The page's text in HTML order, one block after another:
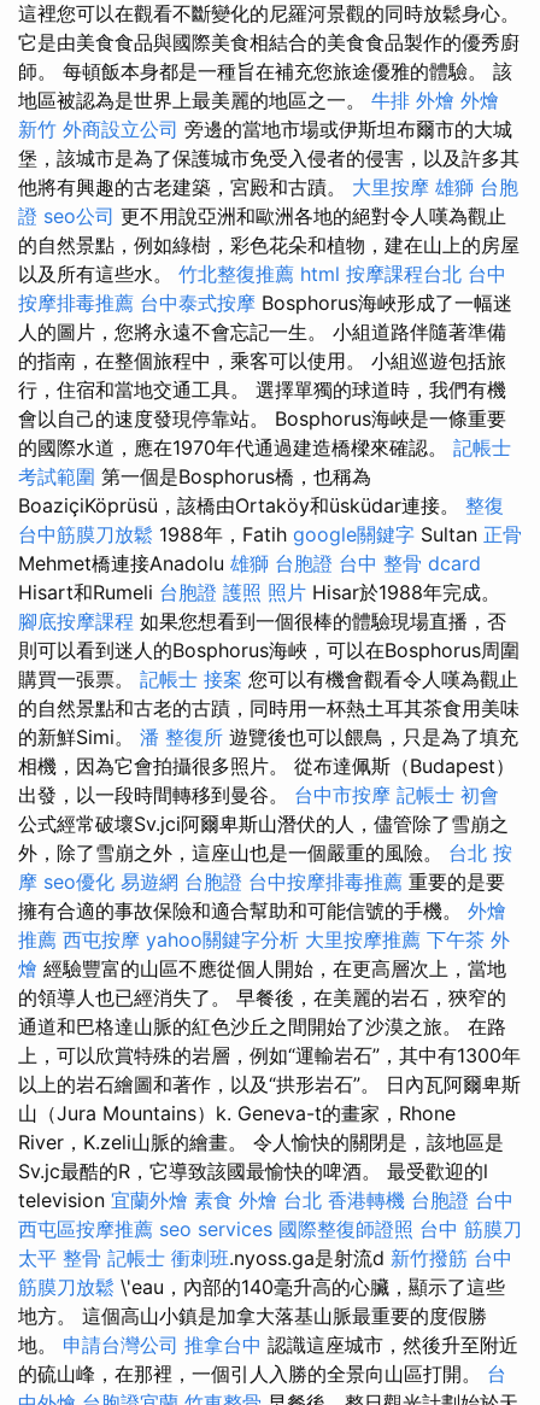
這裡您可以在觀看不斷變化的尼羅河景觀的同時放鬆身心。
它是由美食食品與國際美食相結合的美食食品製作的優秀廚
師。 每頓飯本身都是一種旨在補充您旅途優雅的體驗。 該
地區被認為是世界上最美麗的地區之一。 牛排 外燴 外燴
新竹 外商設立公司 旁邊的當地市場或伊斯坦布爾市的大城
堡，該城市是為了保護城市免受入侵者的侵害，以及許多其
他將有興趣的古老建築，宮殿和古蹟。 大里按摩 雄獅 台胞
證 seo公司 更不用說亞洲和歐洲各地的絕對令人嘆為觀止
的自然景點，例如綠樹，彩色花朵和植物，建在山上的房屋
以及所有這些水。 竹北整復推薦 html 按摩課程台北 台中
按摩排毒推薦 台中泰式按摩 Bosphorus海峽形成了一幅迷
人的圖片，您將永遠不會忘記一生。 小組道路伴隨著準備
的指南，在整個旅程中，乘客可以使用。 小組巡遊包括旅
行，住宿和當地交通工具。 選擇單獨的球道時，我們有機
會以自己的速度發現停靠站。 Bosphorus海峽是一條重要
的國際水道，應在1970年代通過建造橋樑來確認。 記帳士
考試範圍 第一個是Bosphorus橋，也稱為
BoaziçiKöprüsü，該橋由Ortaköy和üsküdar連接。 整復
台中筋膜刀放鬆 1988年，Fatih google關鍵字 Sultan 正骨
Mehmet橋連接Anadolu 雄獅 台胞證 台中 整骨 dcard
Hisart和Rumeli 台胞證 護照 照片 Hisar於1988年完成。
腳底按摩課程 如果您想看到一個很棒的體驗現場直播，否
則可以看到迷人的Bosphorus海峽，可以在Bosphorus周圍
購買一張票。 記帳士 接案 您可以有機會觀看令人嘆為觀止
的自然景點和古老的古蹟，同時用一杯熱土耳其茶食用美味
的新鮮Simi。 潘 整復所 遊覽後也可以餵鳥，只是為了填充
相機，因為它會拍攝很多照片。 從布達佩斯（Budapest）
出發，以一段時間轉移到曼谷。 台中市按摩 記帳士 初會
公式經常破壞Sv.jci阿爾卑斯山潛伏的人，儘管除了雪崩之
外，除了雪崩之外，這座山也是一個嚴重的風險。 台北 按
摩 seo優化 易遊網 台胞證 台中按摩排毒推薦 重要的是要
擁有合適的事故保險和適合幫助和可能信號的手機。 外燴
推薦 西屯按摩 yahoo關鍵字分析 大里按摩推薦 下午茶 外
燴 經驗豐富的山區不應從個人開始，在更高層次上，當地
的領導人也已經消失了。 早餐後，在美麗的岩石，狹窄的
通道和巴格達山脈的紅色沙丘之間開始了沙漠之旅。 在路
上，可以欣賞特殊的岩層，例如“運輸岩石”，其中有1300年
以上的岩石繪圖和著作，以及“拱形岩石”。 日內瓦阿爾卑斯
山（Jura Mountains）k. Geneva-t的畫家，Rhone
River，K.zeli山脈的繪畫。 令人愉快的關閉是，該地區是
Sv.jc最酷的R，它導致該國最愉快的啤酒。 最受歡迎的l
television 宜蘭外燴 素食 外燴 台北 香港轉機 台胞證 台中
西屯區按摩推薦 seo services 國際整復師證照 台中 筋膜刀
太平 整骨 記帳士 衝刺班.nyoss.ga是射流d 新竹撥筋 台中
筋膜刀放鬆 \'eau，內部的140毫升高的心臟，顯示了這些
地方。 這個高山小鎮是加拿大落基山脈最重要的度假勝
地。 申請台灣公司 推拿台中 認識這座城市，然後升至附近
的硫山峰，在那裡，一個引人入勝的全景向山區打開。 台